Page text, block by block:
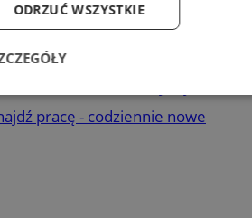
samochodowe do -70%!
pracę - codziennie nowe
ODRZUĆ WSZYSTKIE
Wydajność Targetowanie